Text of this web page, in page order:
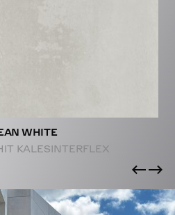
WHITE
KALESINTERFLEX